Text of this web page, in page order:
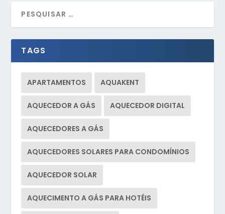
TAGS
APARTAMENTOS AQUAKENT
AQUECEDOR A GÁS AQUECEDOR DIGITAL
AQUECEDORES A GÁS
AQUECEDORES SOLARES PARA CONDOMÍNIOS
AQUECEDOR SOLAR
AQUECIMENTO A GÁS PARA HOTÉIS